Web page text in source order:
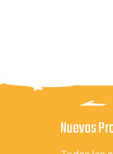
Nuevos